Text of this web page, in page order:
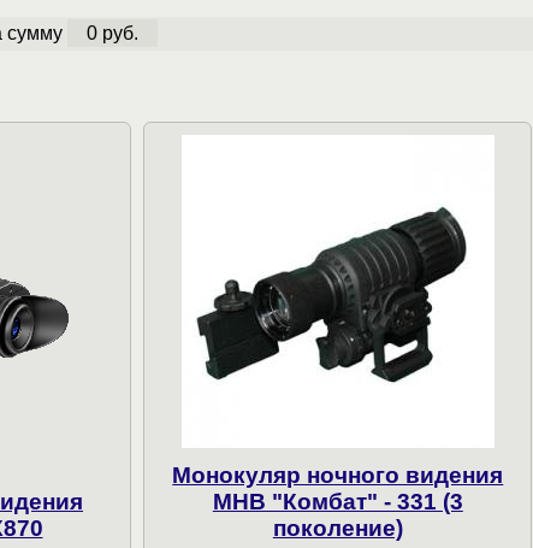
сумму 0 руб.
Монокуляр ночного видения
МНВ "Комбат" - 331 (3
поколение)